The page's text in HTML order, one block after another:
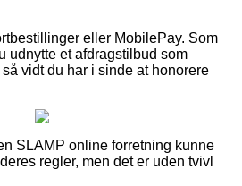
eller MobilePay. Som
udnytte et afdragstilbud som
vidt du har i sinde at honorere
SLAMP online forretning kunne
regler, men det er uden tvivl